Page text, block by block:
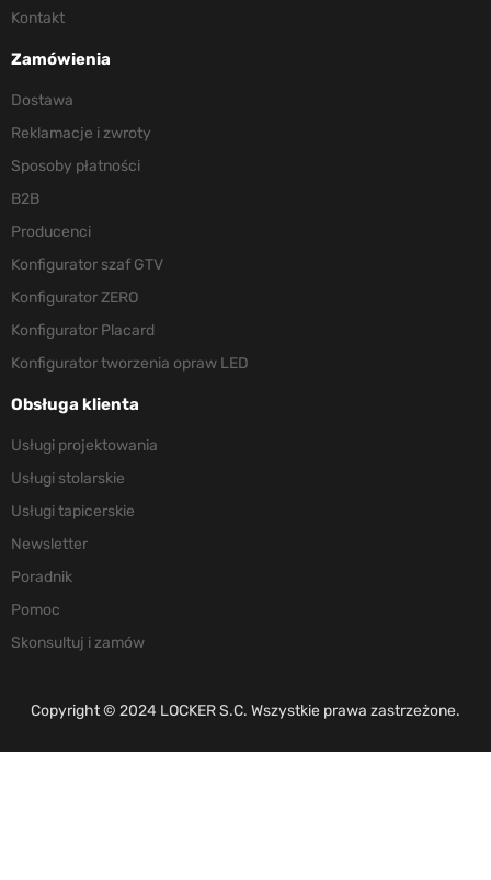
Kontakt
Zamówienia
Dostawa
Reklamacje i zwroty
Sposoby płatności
B2B
Producenci
Konfigurator szaf GTV
Konfigurator ZERO
Konfigurator Placard
Konfigurator tworzenia opraw LED
Obsługa klienta
Usługi projektowania
Usługi stolarskie
Usługi tapicerskie
Newsletter
Poradnik
Pomoc
Skonsultuj i zamów
Copyright © 2024 LOCKER S.C. Wszystkie prawa zastrzeżone.